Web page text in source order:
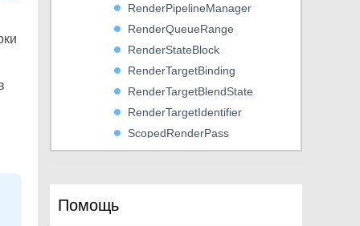
RenderPipelineManager
RenderQueueRange
RenderStateBlock
RenderTargetBinding
RenderTargetBlendState
RenderTargetIdentifier
ScopedRenderPass
ScopedSubPass
Помощь